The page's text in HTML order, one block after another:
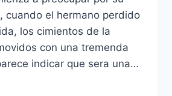
cuando el hermano perdido
los cimientos de la
con una tremenda
indicar que sera una…